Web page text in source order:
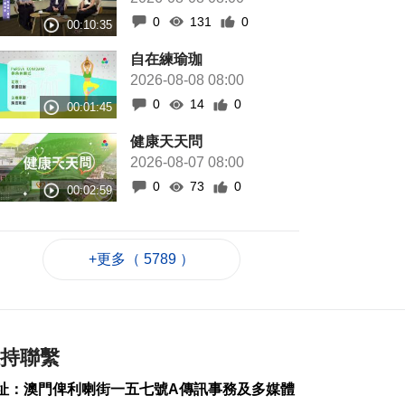
0 131 0
自在練瑜珈
2026-08-08 08:00
0 14 0
健康天天問
2026-08-07 08:00
0 73 0
+更多（ 5789 ）
聯繫
：澳門俾利喇街一五七號A傳訊事務及多媒體